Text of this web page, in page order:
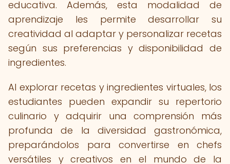
educativa. Además, esta modalidad de
aprendizaje les permite desarrollar su
creatividad al adaptar y personalizar recetas
según sus preferencias y disponibilidad de
ingredientes.
Al explorar recetas y ingredientes virtuales, los
estudiantes pueden expandir su repertorio
culinario y adquirir una comprensión más
profunda de la diversidad gastronómica,
preparándolos para convertirse en chefs
versátiles y creativos en el mundo de la